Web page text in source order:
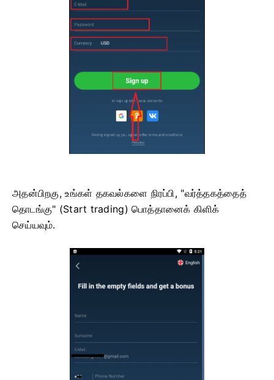
அதன்பிறகு, உங்கள் தகவல்களை நிரப்பி, "வர்த்தகத்தைத்
தொடங்கு" (Start trading) பொத்தானைக் கிளிக்
செய்யவும்.